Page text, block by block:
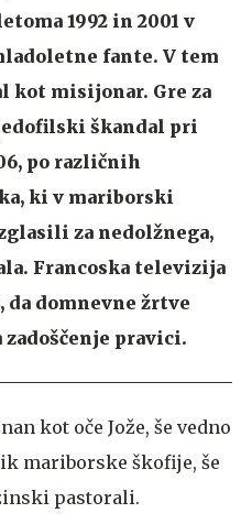
1992 in 2001 v
fante. V tem
kot misijonar. Gre za
škandal pri
po različnih
ki v mariborski
za nedolžnega,
Francoska televizija
domnevne žrtve
zadoščenje pravici.
kot oče Jože, še vedno
mariborske škofije, še
pastorali.